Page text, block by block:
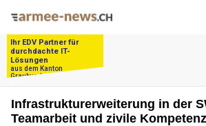
Infrastrukturerweiterung in der
Teamarbeit und zivile